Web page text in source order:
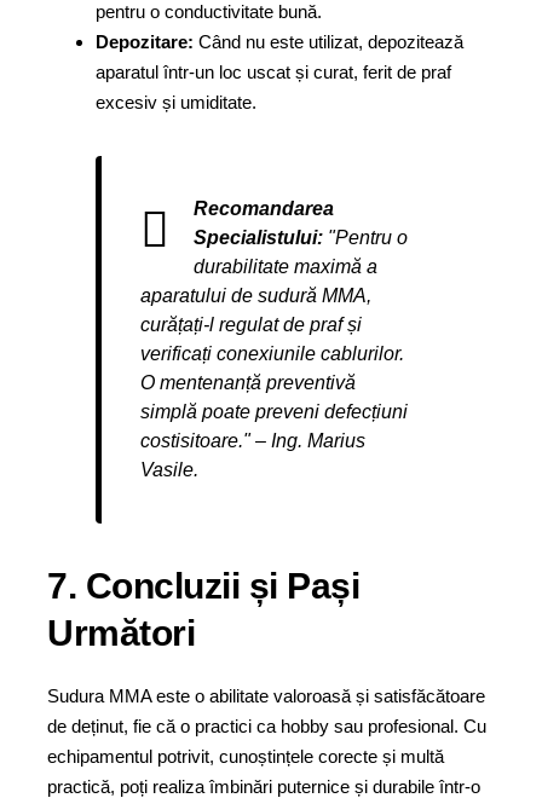
pentru o conductivitate bună.
Depozitare: Când nu este utilizat, depozitează
aparatul într-un loc uscat și curat, ferit de praf
excesiv și umiditate.
Recomandarea
Specialistului: "Pentru o
durabilitate maximă a
aparatului de sudură MMA,
curățați-l regulat de praf și
verificați conexiunile cablurilor.
O mentenanță preventivă
simplă poate preveni defecțiuni
costisitoare." – Ing. Marius
Vasile.
7. Concluzii și Pași
Următori
Sudura MMA este o abilitate valoroasă și satisfăcătoare
de deținut, fie că o practici ca hobby sau profesional. Cu
echipamentul potrivit, cunoștințele corecte și multă
practică, poți realiza îmbinări puternice și durabile într-o